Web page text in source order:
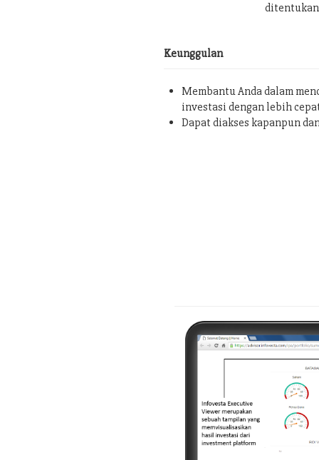
ditentukan
Keunggulan
Membantu Anda dalam
investasi dengan lebih
Dapat diakses kapanpun